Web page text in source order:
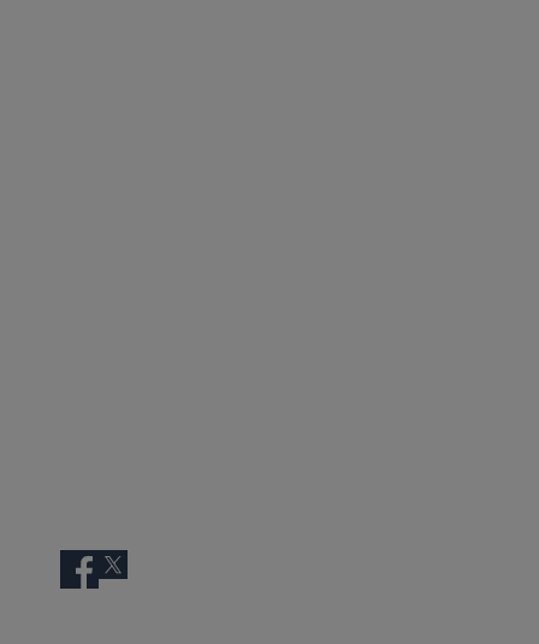
Facebook
Twitter